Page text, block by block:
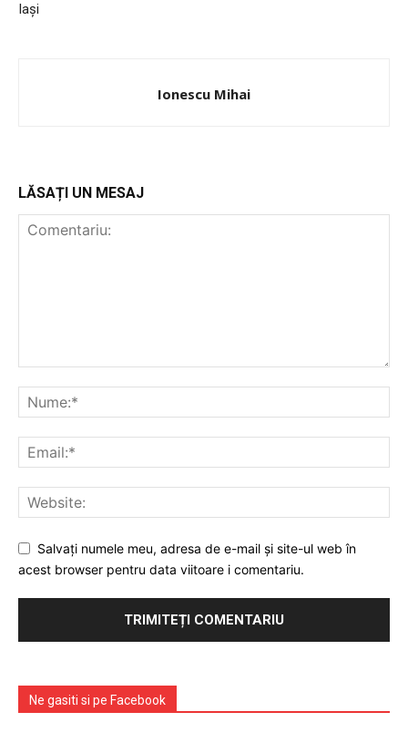
Utile
Publică gratuit anunțul tău!
Emisiuni
Iași
Ionescu Mihai
LĂSAȚI UN MESAJ
Salvați numele meu, adresa de e-mail și site-ul web în
acest browser pentru data viitoare i comentariu.
Ne gasiti si pe Facebook